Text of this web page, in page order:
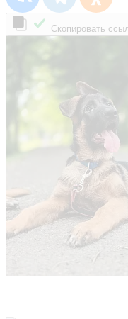
Скопировать